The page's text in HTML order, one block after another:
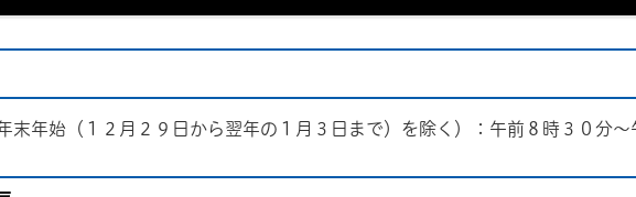
末年始（１２月２９日から翌年の１月３日まで）を除く）：午前８時３０分